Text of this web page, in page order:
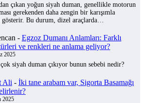
çıkan yoğun siyah duman, genellikle motorun
gerekenden daha zengin bir karışımla
gösterir. Bu durum, dizel araçlarda…
- Egzoz Dumanı Anlamları: Farklı
ve renkleri ne anlama geliyor?
2025
siyah duman çıkıyor bunun sebebi nedir?
Ali - İki tane arabam var, Sigorta Basamağı
2025